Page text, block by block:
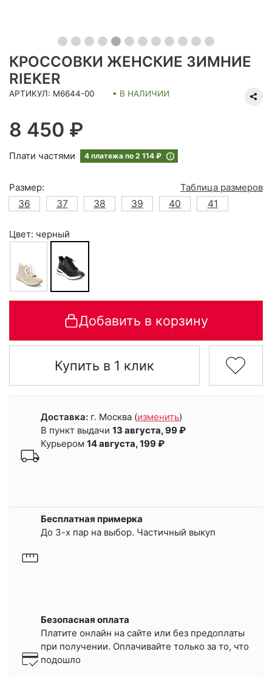
КРОССОВКИ ЖЕНСКИЕ ЗИМНИЕ
RIEKER
АРТИКУЛ: M6644-00 • В НАЛИЧИИ
8 450 ₽
Плати частями 4 платежа по 2 114 ₽
Размер:
Таблица размеров
36
37 38 39 40 41
Цвет: черный
Добавить в корзину
Купить в 1 клик
Доставка: г. Москва (изменить)
В пункт выдачи 13 августа, 99 ₽
Курьером 14 августа, 199 ₽
Бесплатная примерка
До 3-х пар на выбор. Частичный выкуп
Безопасная оплата
Платите онлайн на сайте или без предоплаты
при получении. Оплачивайте только за то, что
подошло